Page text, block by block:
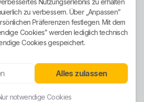
kein Feigenblatt, sondern
des Stromangebots. Meerio
als Tarif mit 100 Prozent
Nach Anbieterangaben
in Meerane. Für den
Bedarf wurden im Jahr
aus
Nutzungserlebnis zu erhalten
zu verbessern. Über „Anpassen”
Präferenzen festlegen. Mit dem
Cookies” werden lediglich technisch
Cookies gespeichert.
Alles zulassen
notwendige Cookies